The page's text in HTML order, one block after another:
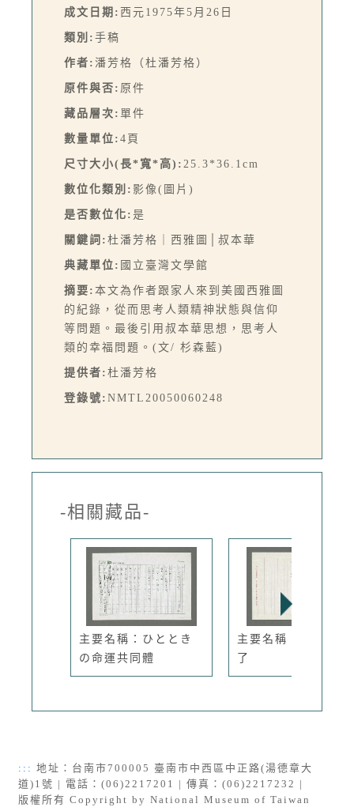
成文日期: 西元1975年5月26日
類別: 手稿
作者: 潘芳格（杜潘芳格）
原件與否: 原件
藏品層次: 單件
數量單位: 4頁
尺寸大小(長*寬*高): 25.3*36.1cm
數位化類別: 影像(圖片)
是否數位化: 是
關鍵詞: 杜潘芳格｜西雅圖│叔本華
典藏單位: 國立臺灣文學館
摘要: 本文為作者跟家人來到美國西雅圖
的紀錄，從而思考人類精神狀態與信仰
等問題。最後引用叔本華思想，思考人
類的幸福問題。(文/ 杉森藍)
提供者: 杜潘芳格
登錄號: NMTL20050060248
-相關藏品-
主要名稱：ひととき
の命運共同體
主要名稱：柑仔花開
了
::: 地址：台南市700005 臺南市中西區中正路(湯德章大
道)1號 | 電話：(06)2217201 | 傳真：(06)2217232 |
版權所有 Copyright by National Museum of Taiwan